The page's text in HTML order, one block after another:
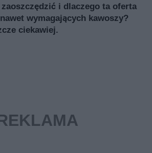
i dlaczego ta oferta
wymagających kawoszy?
ciekawiej.